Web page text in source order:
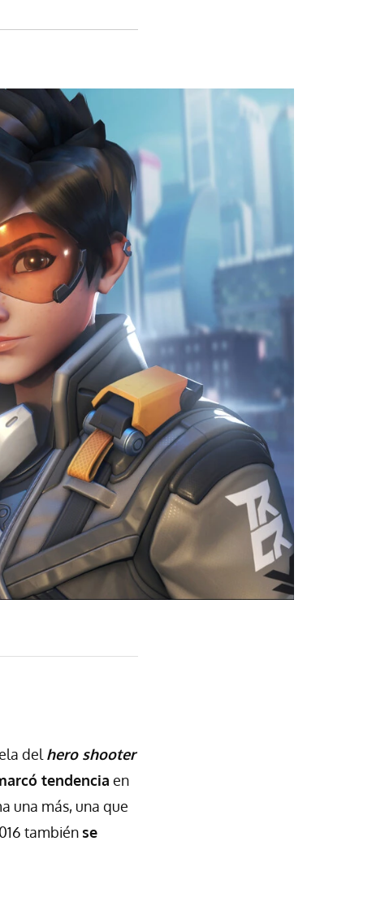
del hero shooter
tendencia en
una más, una que
también se